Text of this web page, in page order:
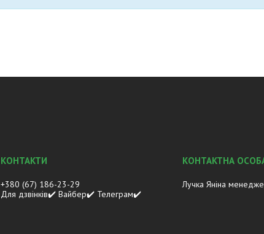
+380 (67) 186-23-29
Для дзвінків✔️ Вайбер✔️ Телеграм✔️
Лучка Яніна